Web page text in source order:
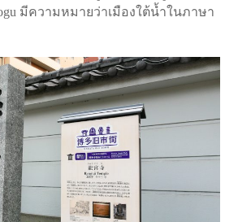
มีความหมายว่าเมืองใต้น้ำในภาษา